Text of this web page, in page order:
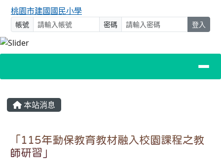
桃園市建國國民小學
帳號 密碼 登入
主內容區域
本站消息
「115年動保教育教材融入校園課程之教
師研習」